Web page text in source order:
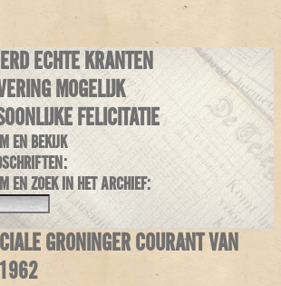
ECHTE KRANTEN
MOGELIJK
FELICITATIE
EN BEKIJK
EN ZOEK IN HET ARCHIEF:
GRONINGER COURANT VAN